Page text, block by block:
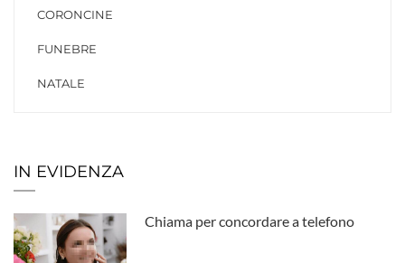
CORONCINE
FUNEBRE
NATALE
IN EVIDENZA
Chiama per concordare a telefono